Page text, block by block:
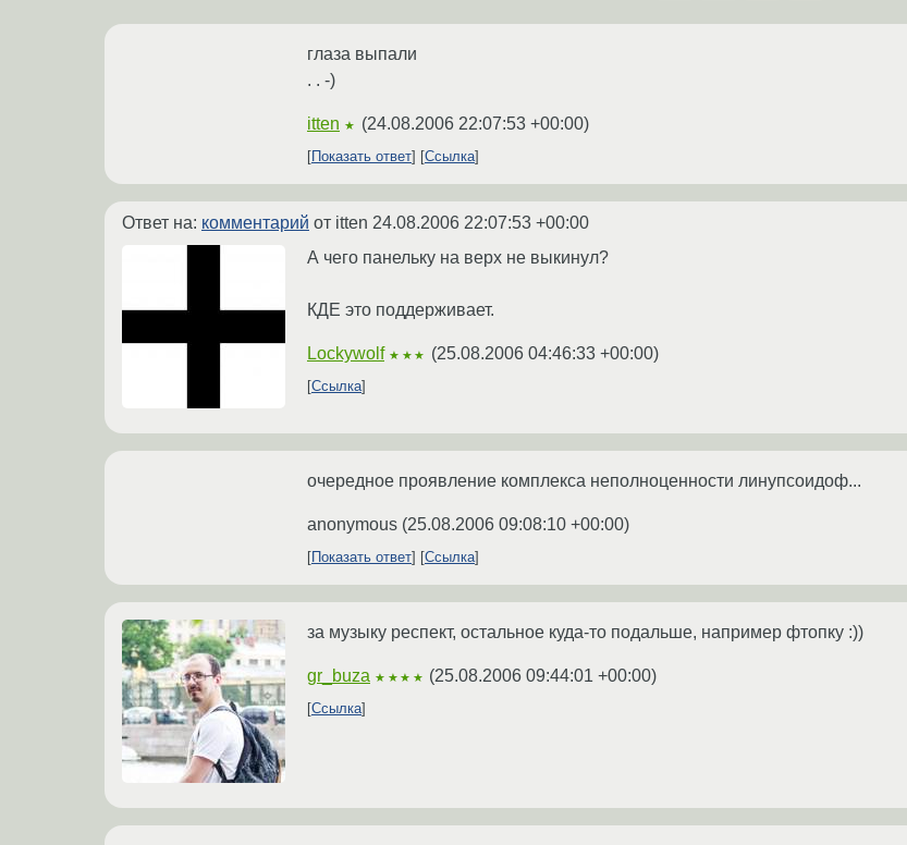
глаза выпали
. . -)
itten ★ (24.08.2006 22:07:53 +00:00)
Показать ответ Ссылка
Ответ на: комментарий от itten 24.08.2006 22:07:53 +00:00
А чего панельку на верх не выкинул?
КДЕ это поддерживает.
Lockywolf ★★★ (25.08.2006 04:46:33 +00:00)
Ссылка
очередное проявление комплекса неполноценности линупсоидоф...
anonymous (25.08.2006 09:08:10 +00:00)
Показать ответ Ссылка
за музыку респект, остальное куда-то подальше, например фтопку :))
gr_buza ★★★★ (25.08.2006 09:44:01 +00:00)
Ссылка